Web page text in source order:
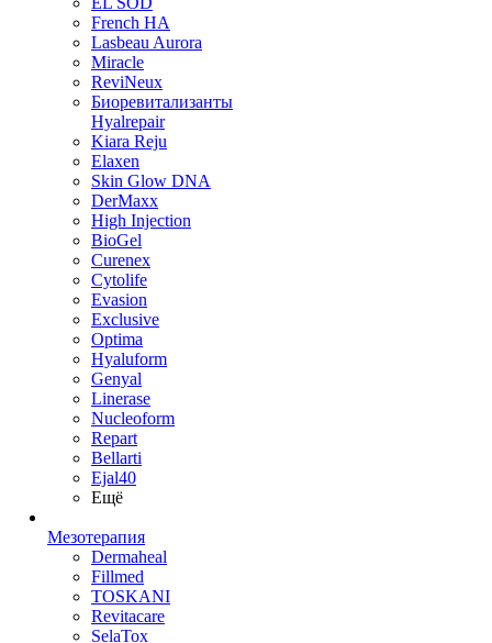
French HA
Lasbeau Aurora
Miracle
ReviNeux
Биоревитализанты
Hyalrepair
Kiara Reju
Elaxen
Skin Glow DNA
DerMaxx
High Injection
BioGel
Curenex
Cytolife
Evasion
Exclusive
Optima
Hyaluform
Genyal
Linerase
Nucleoform
Repart
Bellarti
Ejal40
Ещё
Мезотерапия
Dermaheal
Fillmed
TOSKANI
Revitacare
SelaTox